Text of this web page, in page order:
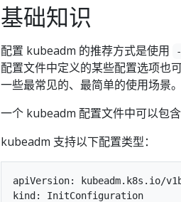
基础知识
配置 kubeadm 的推荐方式是使用
配置文件中定义的某些配置选项也
一些最常见的、最简单的使用场景。
一个 kubeadm 配置文件中可以包
kubeadm 支持以下配置类型：
apiVersion: kubeadm.k8s.io/
kind: InitConfiguration